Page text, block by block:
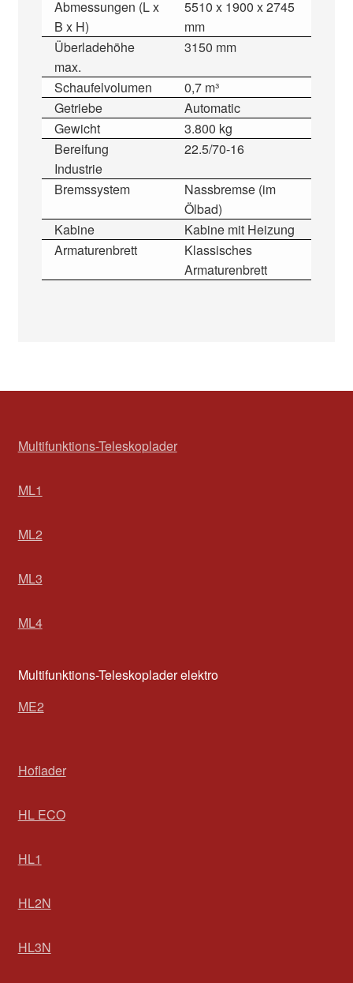
Abmessungen (L x
B x H)
5510 x 1900 x 2745
mm
Überladehöhe
max.
3150 mm
Schaufelvolumen
0,7 m³
Getriebe
Automatic
Gewicht
3.800 kg
Bereifung
Industrie
22.5/70-16
Bremssystem
Nassbremse (im
Ölbad)
Kabine
Kabine mit Heizung
Armaturenbrett
Klassisches
Armaturenbrett
Multifunktions-Teleskoplader
ML1
ML2
ML3
ML4
Multifunktions-Teleskoplader elektro
ME2
Hoflader
HL ECO
HL1
HL2N
HL3N